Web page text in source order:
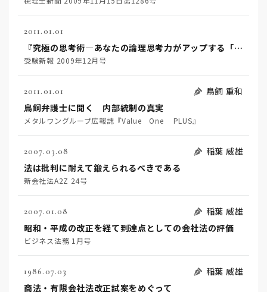
2011.01.01
『究極の思考術―あなたの論理思考力がアップする「二項対立」の視点15』
受験新報 2009年12月号
2011.01.01
鳥飼 重和
鳥飼弁護士に聞く 内部統制の真実
メタルワングループ広報誌『Value One PLUS』
2007.03.08
稲葉 威雄
法は批判に耐えて鍛えられるべきである
新会社法A2Z 24号
2007.01.08
稲葉 威雄
昭和・平成の改正を経て到達点としての会社法の評価
ビジネス法務 1月号
1986.07.03
稲葉 威雄
商法・有限会社法改正試案をめぐって